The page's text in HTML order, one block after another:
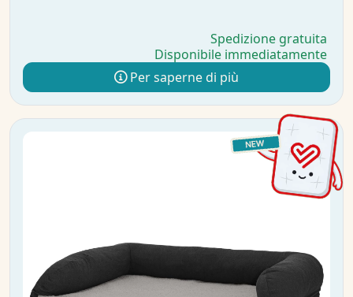
Spedizione gratuita
Disponibile immediatamente
Per saperne di più